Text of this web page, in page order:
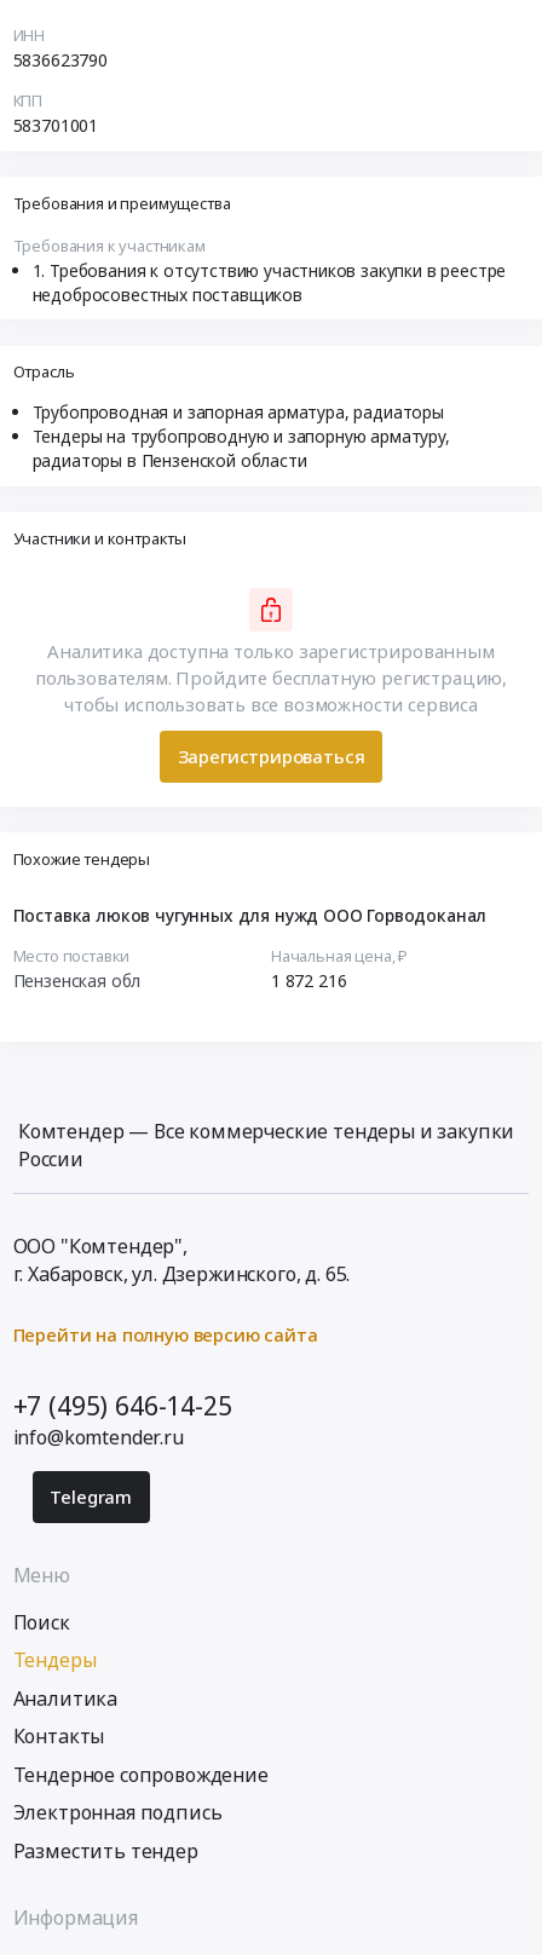
ИНН
5836623790
КПП
583701001
Требования и преимущества
Требования к участникам
Требования к отсутствию участников закупки в реестре
недобросовестных поставщиков
Отрасль
Трубопроводная и запорная арматура, радиаторы
Тендеры на трубопроводную и запорную арматуру,
радиаторы в Пензенской области
Участники и контракты
Аналитика доступна только зарегистрированным
пользователям. Пройдите бесплатную регистрацию,
чтобы использовать все возможности сервиса
Зарегистрироваться
Похожие тендеры
Поставка люков чугунных для нужд ООО Горводоканал
Место поставки
Пензенская обл
Начальная цена, ₽
1 872 216
Комтендер — Все коммерческие тендеры и закупки
России
ООО "Комтендер",
г. Хабаровск,ул. Дзержинского, д. 65.
Перейти на полную версию сайта
+7 (495) 646-14-25
info@komtender.ru
Telegram
Меню
Поиск
Тендеры
Аналитика
Контакты
Тендерное сопровождение
Электронная подпись
Разместить тендер
Информация